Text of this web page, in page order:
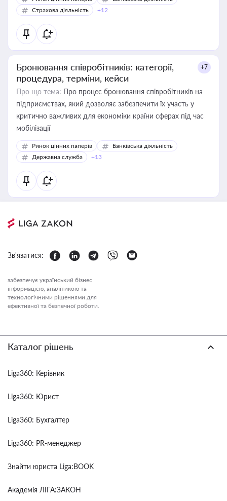
Страхова діяльність
+12
Бронювання співробітників: категорії,
процедура, терміни, кейси
+7
Про що тема: Про процес бронювання співробітників на
підприємствах, який дозволяє забезпечити їх участь у
критично важливих для економіки країни сферах під час
мобілізації
Ринок цінних паперів
Банківська діяльність
Державна служба
+13
Зв'язатися:
забезпечує український бізнес
інформацією, аналітикою та
технологічними рішеннями для
ефективної та безпечної роботи.
Каталог рішень
Liga360: Керівник
Liga360: Юрист
Liga360: Бухгалтер
Liga360: PR-менеджер
Знайти юриста Liga:BOOK
Академія ЛІГА:ЗАКОН